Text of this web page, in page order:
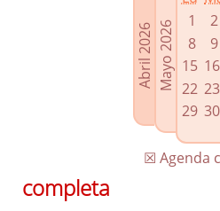
Enlaces
Agenda de Presidencia
Plenos provinciales y Juntas de
Oficina de Proyectos Europeos
Abril 2026Mayo 2026
1
2
8
9
15 16
22 23
29 30
☒ Agenda
completa